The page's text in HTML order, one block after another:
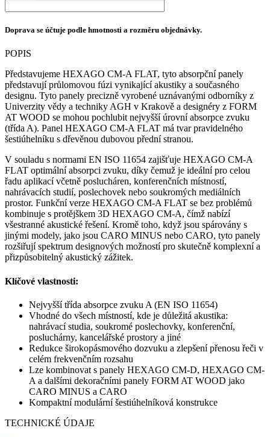
Doprava se účtuje podle hmotnosti a rozměru objednávky.
POPIS
Představujeme HEXAGO CM-A FLAT, tyto absorpční panely
představují průlomovou fúzi vynikající akustiky a současného
designu. Tyto panely precizně vyrobené uznávanými odborníky z
Univerzity vědy a techniky AGH v Krakově a designéry z FORM
AT WOOD se mohou pochlubit nejvyšší úrovní absorpce zvuku
(třída A). Panel HEXAGO CM-A FLAT má tvar pravidelného
šestiúhelníku s dřevěnou dubovou přední stranou.
V souladu s normami EN ISO 11654 zajišťuje HEXAGO CM-A
FLAT optimální absorpci zvuku, díky čemuž je ideální pro celou
řadu aplikací včetně poslucháren, konferenčních místností,
nahrávacích studií, poslechovek nebo soukromých mediálních
prostor. Funkční verze HEXAGO CM-A FLAT se bez problémů
kombinuje s protějškem 3D HEXAGO CM-A, čímž nabízí
všestranné akustické řešení. Kromě toho, když jsou spárovány s
jinými modely, jako jsou CARO MINUS nebo CARO, tyto panely
rozšiřují spektrum designových možností pro skutečně komplexní a
přizpůsobitelný akustický zážitek.
Klíčové vlastnosti:
Nejvyšší třída absorpce zvuku A (EN ISO 11654)
Vhodné do všech místností, kde je důležitá akustika:
nahrávací studia, soukromé poslechovky, konferenční,
posluchárny, kancelářské prostory a jiné
Redukce širokopásmového dozvuku a zlepšení přenosu řeči v
celém frekvenčním rozsahu
Lze kombinovat s panely HEXAGO CM-D, HEXAGO CM-
A a dalšími dekoračními panely FORM AT WOOD jako
CARO MINUS a CARO
Kompaktní modulární šestiúhelníková konstrukce
TECHNICKÉ ÚDAJE